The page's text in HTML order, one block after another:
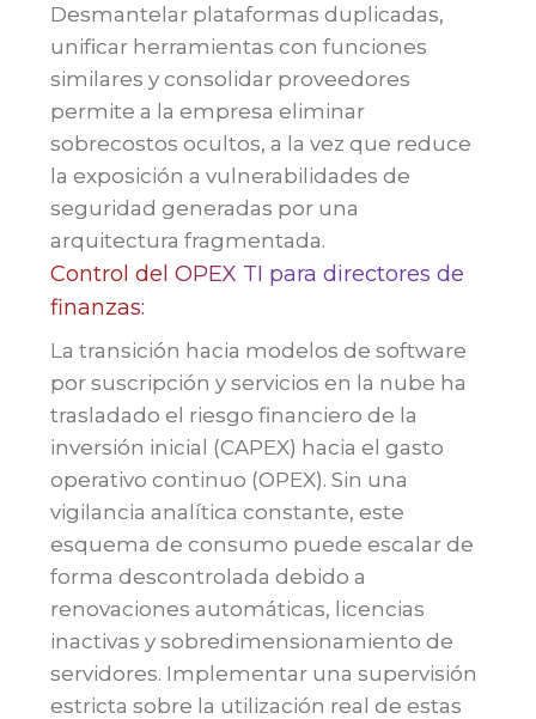
Desmantelar plataformas duplicadas,
unificar herramientas con funciones
similares y consolidar proveedores
permite a la empresa eliminar
sobrecostos ocultos, a la vez que reduce
la exposición a vulnerabilidades de
seguridad generadas por una
arquitectura fragmentada.
Control del OPEX TI para directores de
finanzas:
La transición hacia modelos de software
por suscripción y servicios en la nube ha
trasladado el riesgo financiero de la
inversión inicial (CAPEX) hacia el gasto
operativo continuo (OPEX). Sin una
vigilancia analítica constante, este
esquema de consumo puede escalar de
forma descontrolada debido a
renovaciones automáticas, licencias
inactivas y sobredimensionamiento de
servidores. Implementar una supervisión
estricta sobre la utilización real de estas